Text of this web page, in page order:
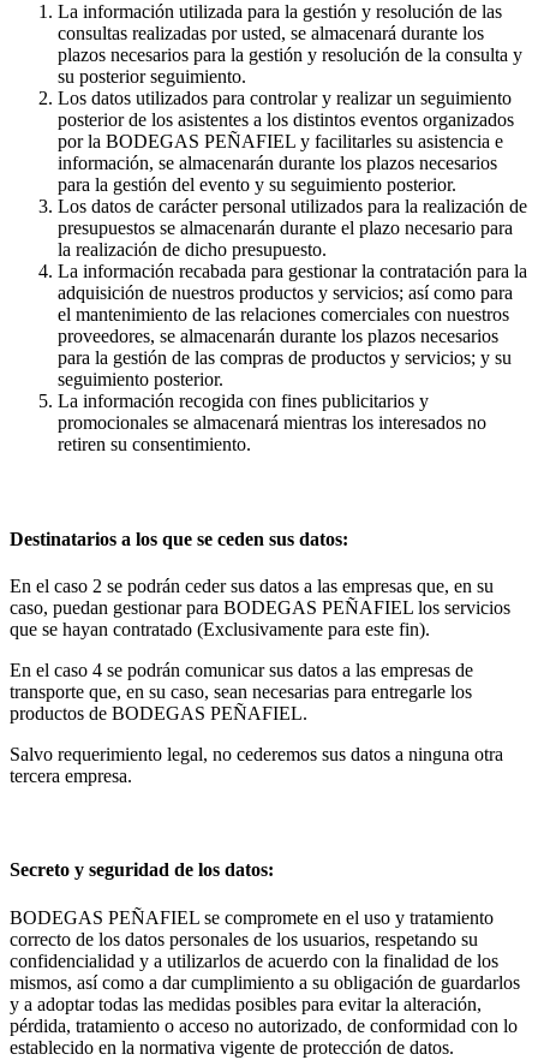
La información utilizada para la gestión y resolución de las
consultas realizadas por usted, se almacenará durante los
plazos necesarios para la gestión y resolución de la consulta y
su posterior seguimiento.
Los datos utilizados para controlar y realizar un seguimiento
posterior de los asistentes a los distintos eventos organizados
por la BODEGAS PEÑAFIEL y facilitarles su asistencia e
información, se almacenarán durante los plazos necesarios
para la gestión del evento y su seguimiento posterior.
Los datos de carácter personal utilizados para la realización de
presupuestos se almacenarán durante el plazo necesario para
la realización de dicho presupuesto.
La información recabada para gestionar la contratación para la
adquisición de nuestros productos y servicios; así como para
el mantenimiento de las relaciones comerciales con nuestros
proveedores, se almacenarán durante los plazos necesarios
para la gestión de las compras de productos y servicios; y su
seguimiento posterior.
La información recogida con fines publicitarios y
promocionales se almacenará mientras los interesados no
retiren su consentimiento.
Destinatarios a los que se ceden sus datos:
En el caso 2 se podrán ceder sus datos a las empresas que, en su
caso, puedan gestionar para BODEGAS PEÑAFIEL los servicios
que se hayan contratado (Exclusivamente para este fin).
En el caso 4 se podrán comunicar sus datos a las empresas de
transporte que, en su caso, sean necesarias para entregarle los
productos de BODEGAS PEÑAFIEL.
Salvo requerimiento legal, no cederemos sus datos a ninguna otra
tercera empresa.
Secreto y seguridad de los datos:
BODEGAS PEÑAFIEL se compromete en el uso y tratamiento
correcto de los datos personales de los usuarios, respetando su
confidencialidad y a utilizarlos de acuerdo con la finalidad de los
mismos, así como a dar cumplimiento a su obligación de guardarlos
y a adoptar todas las medidas posibles para evitar la alteración,
pérdida, tratamiento o acceso no autorizado, de conformidad con lo
establecido en la normativa vigente de protección de datos.